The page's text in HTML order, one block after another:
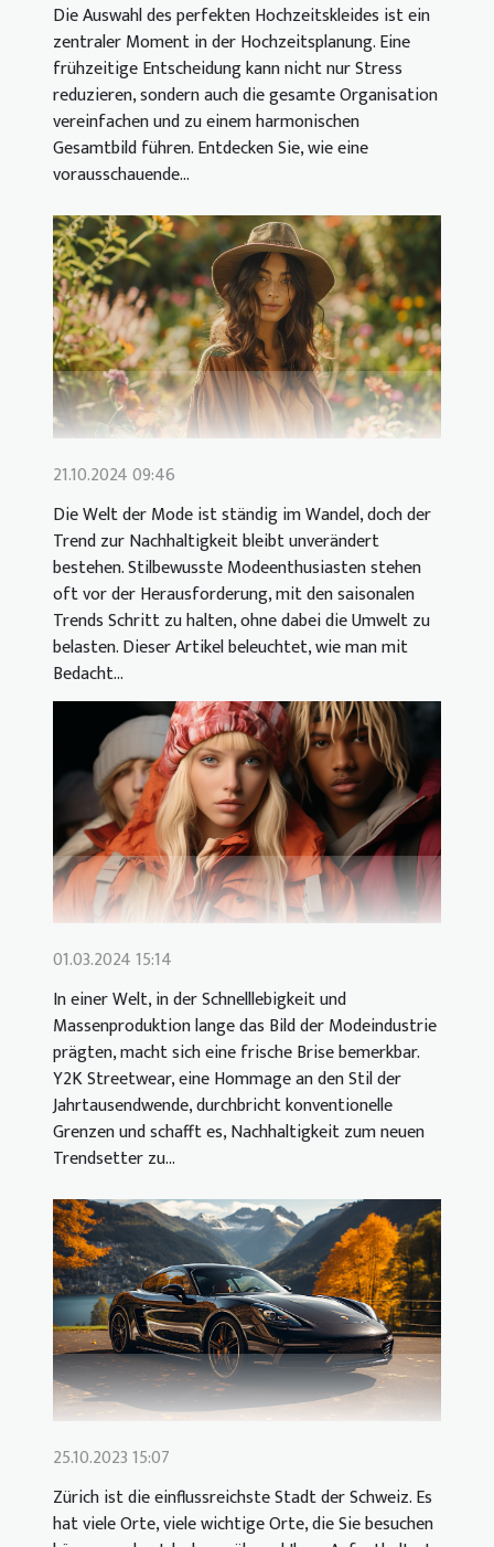
Die Auswahl des perfekten Hochzeitskleides ist ein
zentraler Moment in der Hochzeitsplanung. Eine
frühzeitige Entscheidung kann nicht nur Stress
reduzieren, sondern auch die gesamte Organisation
vereinfachen und zu einem harmonischen
Gesamtbild führen. Entdecken Sie, wie eine
vorausschauende...
21.10.2024 09:46
Die Welt der Mode ist ständig im Wandel, doch der
Trend zur Nachhaltigkeit bleibt unverändert
bestehen. Stilbewusste Modeenthusiasten stehen
oft vor der Herausforderung, mit den saisonalen
Trends Schritt zu halten, ohne dabei die Umwelt zu
belasten. Dieser Artikel beleuchtet, wie man mit
Bedacht...
01.03.2024 15:14
In einer Welt, in der Schnelllebigkeit und
Massenproduktion lange das Bild der Modeindustrie
prägten, macht sich eine frische Brise bemerkbar.
Y2K Streetwear, eine Hommage an den Stil der
Jahrtausendwende, durchbricht konventionelle
Grenzen und schafft es, Nachhaltigkeit zum neuen
Trendsetter zu...
25.10.2023 15:07
Zürich ist die einflussreichste Stadt der Schweiz. Es
hat viele Orte, viele wichtige Orte, die Sie besuchen